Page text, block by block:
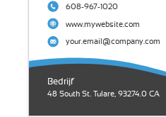
48 South St. Tulare, 93274.0 CA
Bedrijf
www.mywebsite.com
your.email@company.com
608-967-1020